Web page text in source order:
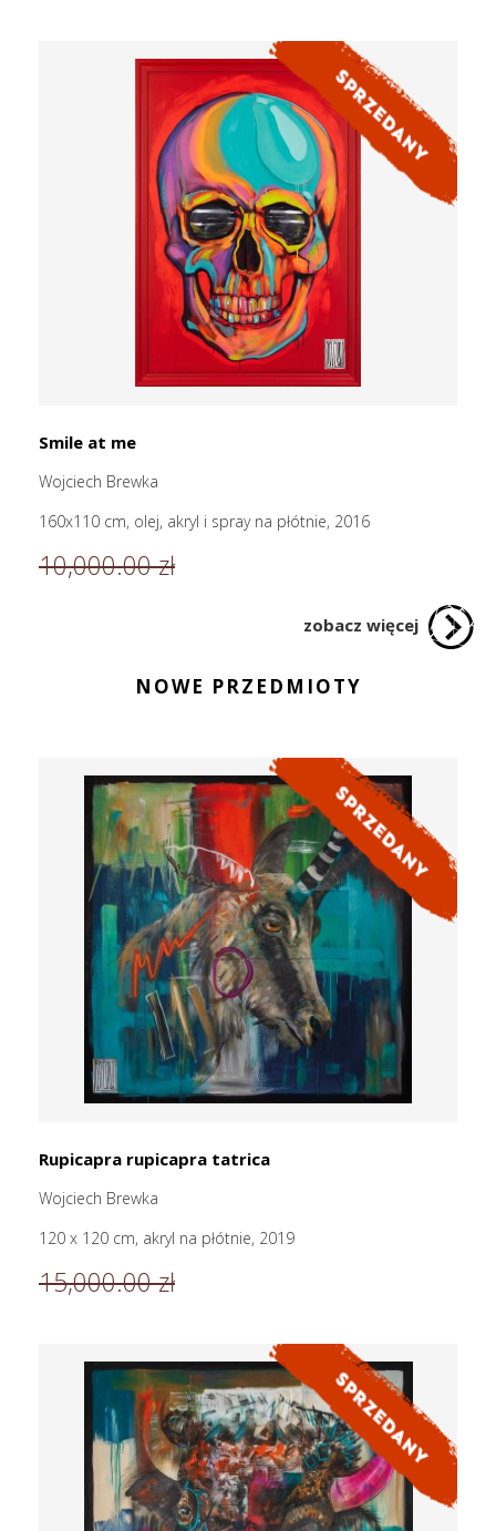
Smile at me
Wojciech Brewka
160x110 cm, olej, akryl i spray na płótnie, 2016
10,000.00 zł
zobacz więcej
NOWE PRZEDMIOTY
Rupicapra rupicapra tatrica
Wojciech Brewka
120 x 120 cm, akryl na płótnie, 2019
15,000.00 zł